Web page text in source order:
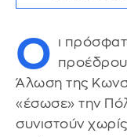
Ο
ι
Άλωση της
«έσωσε» την
συνιστούν